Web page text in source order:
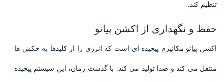
تنظیم کند.
حفظ و نگهداری از اکشن پیانو
اکشن پیانو مکانیزم پیچیده ای است که انرژی را از کلیدها به چکش ها
منتقل می کند و صدا تولید می کند. با گذشت زمان، این سیستم پیچیده